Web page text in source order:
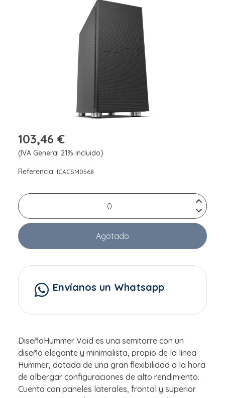
103,46 €
(IVA General 21% incluido)
Referencia: ICACSM0568
Agotado
Envíanos un Whatsapp
DiseñoHummer Void es una semitorre con un
diseño elegante y minimalista, propio de la línea
Hummer, dotada de una gran flexibilidad a la hora
de albergar configuraciones de alto rendimiento.
Cuenta con paneles laterales, frontal y superior